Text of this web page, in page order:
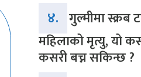
४. गुल्मीमा
महिलाको मृत्यु, यो
कसरी बच्न सकिन्छ ?